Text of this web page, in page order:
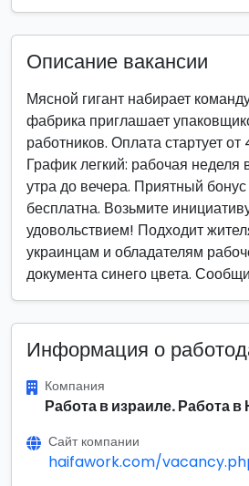
Описание вакансии
Мясной гигант набирает
фабрика приглашает
работников. Оплата стартует
График легкий: рабочая неделя
утра до вечера. Приятный
бесплатна. Возьмите
удовольствием! Подходит
украинцам и обладателям
документа синего цвета.
Информация о
Компания
Работа в израиле. Работа в
Сайт компании
haifawork.com/